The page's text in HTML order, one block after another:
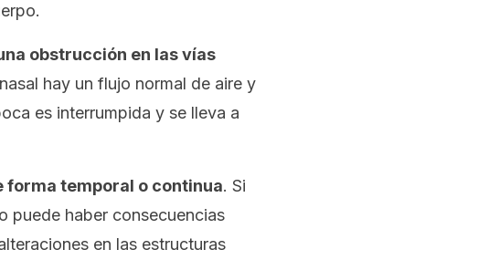
obstrucción en las vías
hay un flujo normal de aire y
es interrumpida y se lleva a
forma temporal o continua. Si
puede haber consecuencias
en las estructuras